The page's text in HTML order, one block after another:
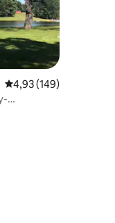
Classificação média
4,93 (149)